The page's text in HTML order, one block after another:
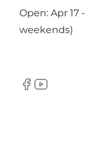
Open: Apr 17
weekends)
Facebook
Youtube